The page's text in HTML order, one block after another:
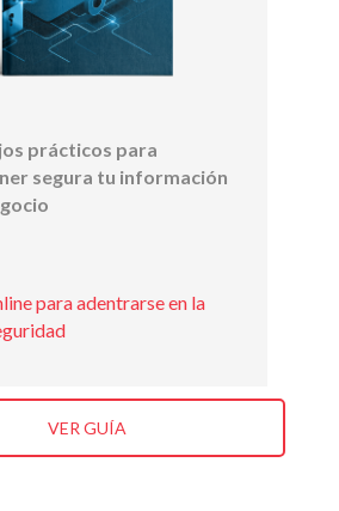
prácticos para
segura tu información
para adentrarse en la
VER GUÍA